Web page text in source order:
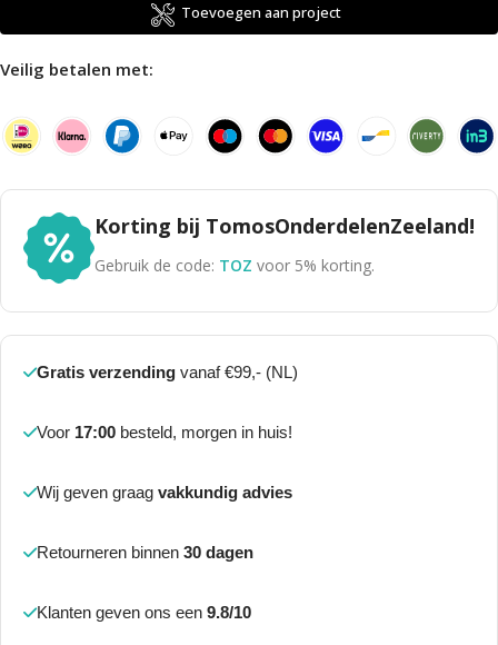
Toevoegen aan project
Veilig betalen met:
Korting bij TomosOnderdelenZeeland!
Gebruik de code: TOZ voor 5% korting.
Gratis verzending vanaf €99,- (NL)
Voor 17:00 besteld, morgen in huis!
Wij geven graag vakkundig advies
Retourneren binnen 30 dagen
Klanten geven ons een 9.8/10